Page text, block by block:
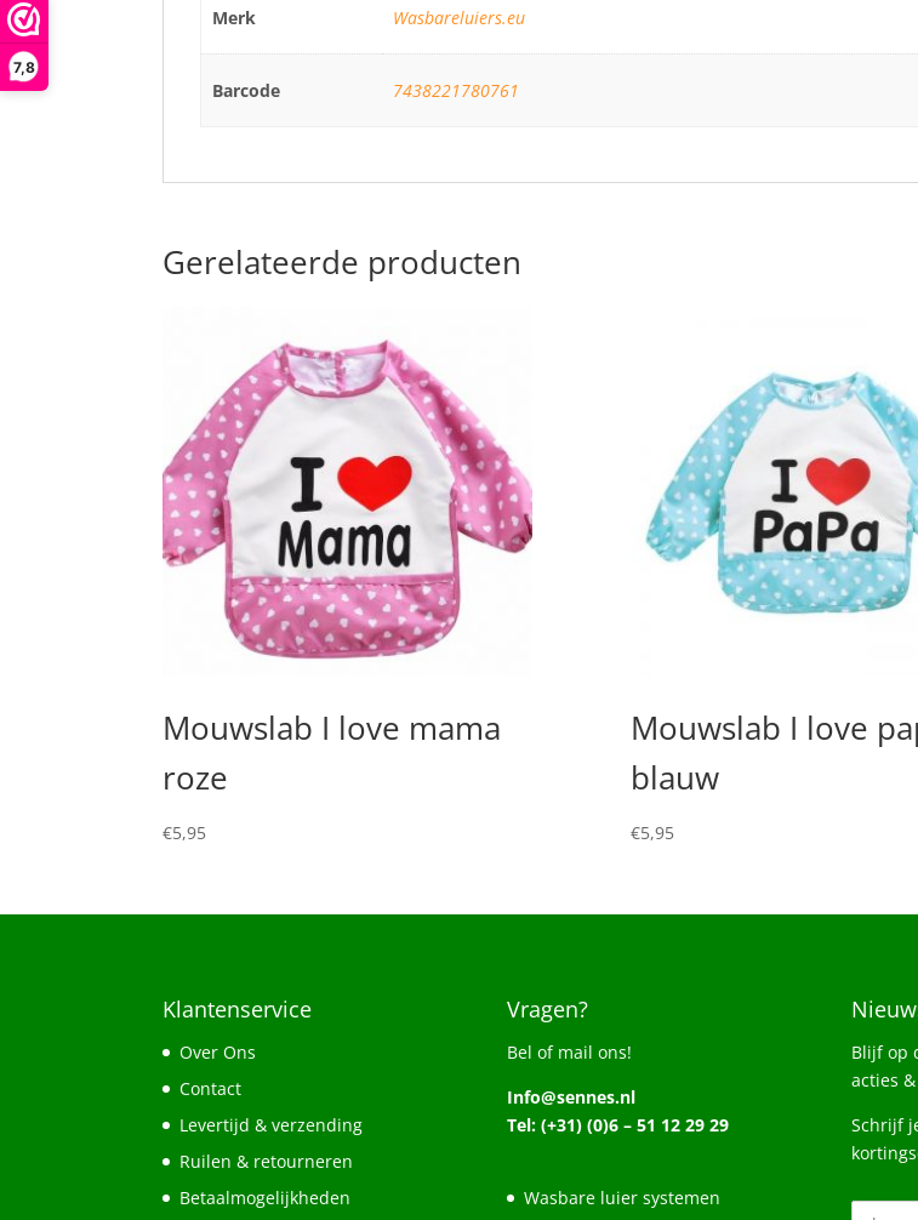
7,8
Merk Wasbareluiers.eu
Barcode 7438221780761
Gerelateerde producten
Mouwslab I love mama
roze
€5,95
Mouwslab I love
blauw
€5,95
Klantenservice
Over Ons
Contact
Levertijd & verzending
Ruilen & retourneren
Betaalmogelijkheden
Vragen?
Bel of mail ons!
Info@sennes.nl
Tel: (+31) (0)6 – 51 12 29 29
Wasbare luier systemen
Blijf op
acties
Schrijf